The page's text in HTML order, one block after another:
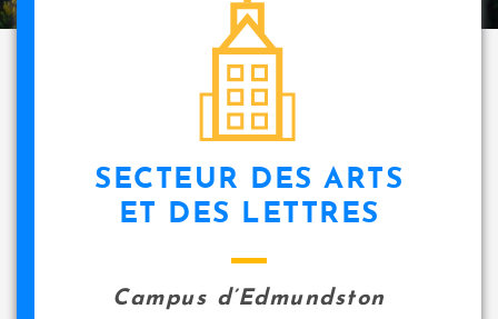
SECTEUR DES ARTS
ET DES LETTRES
Campus d’Edmundston